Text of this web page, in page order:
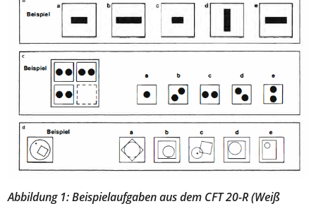
Abbildung 1: Beispielaufgaben aus dem CFT 20-R (Weiß